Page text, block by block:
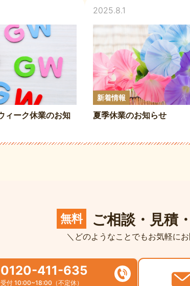
ィーク休業のお知
2025.8.1
新着情報
夏季休業のお知らせ
無料 ご相談・見積
＼どのようなことでもお気軽に
0120-411-635
受付 10:00~18:00（不定休）